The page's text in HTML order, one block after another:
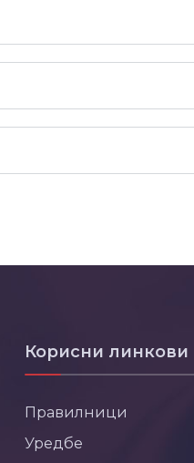
Корисни линкови
Правилници
Уредбе